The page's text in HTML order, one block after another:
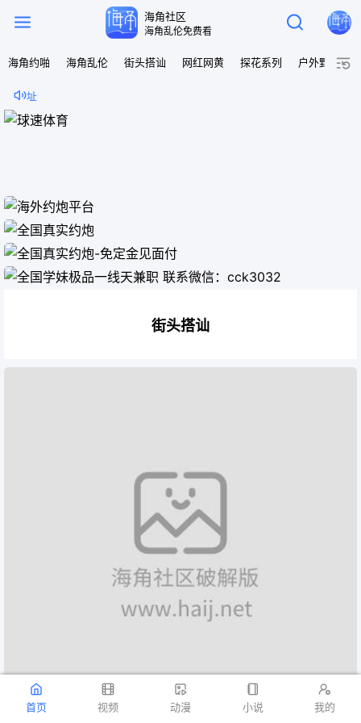
 海角社区
海角乱伦免费看 
海角约啪 海角乱伦 街头搭讪 网红网黄 探花系列 户外野战

地址
街头搭讪

首页

视频

动漫

小说

我的